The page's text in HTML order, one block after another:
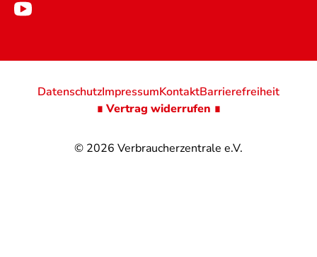
© 2026 Verbraucherzentrale e.V.
DatenschutzImpressumKontaktBarrierefreiheit
∎ Vertrag widerrufen ∎